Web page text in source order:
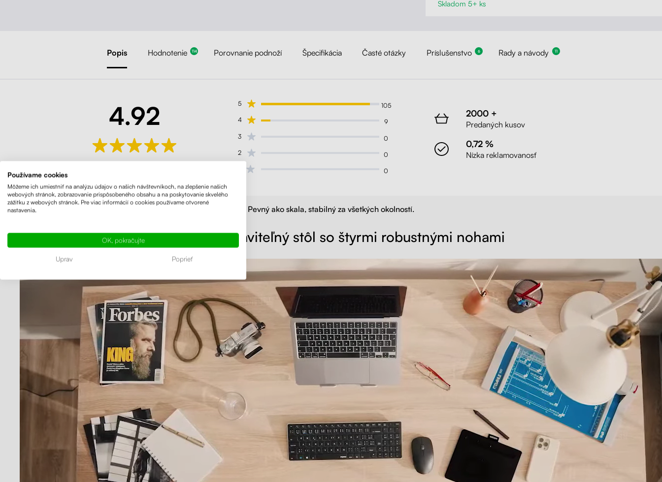
Skladom 5+ ks
Popis Hodnotenie 114 Porovnanie podnoží Špecifikácia Časté otázky Príslušenstvo 6 Rady a návody 11
4.92 5
105
4
9
3
0
2
0
0
2000 +
Predaných kusov
0,72 %
Nízka reklamovanosť
Pevný ako skala, stabilný za všetkých okolností.
Výškovo nastaviteľný stôl so štyrmi robustnými nohami
Používame cookies
Môžeme ich umiestniť na analýzu údajov o našich návštevníkoch, na zlepšenie našich
webových stránok, zobrazovanie prispôsobeného obsahu a na poskytovanie skvelého
zážitku z webových stránok. Pre viac informácií o cookies používame otvorené
nastavenia.
OK, pokračujte
Uprav Poprieť